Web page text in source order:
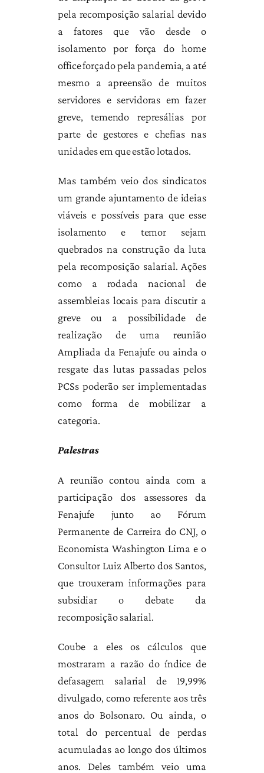
pela recomposição salarial devido
a fatores que vão desde o
isolamento por força do home
office forçado pela pandemia, a até
mesmo a apreensão de muitos
servidores e servidoras em fazer
greve, temendo represálias por
parte de gestores e chefias nas
unidades em que estão lotados.
Mas também veio dos sindicatos
um grande ajuntamento de ideias
viáveis e possíveis para que esse
isolamento e temor sejam
quebrados na construção da luta
pela recomposição salarial. Ações
como a rodada nacional de
assembleias locais para discutir a
greve ou a possibilidade de
realização de uma reunião
Ampliada da Fenajufe ou ainda o
resgate das lutas passadas pelos
PCSs poderão ser implementadas
como forma de mobilizar a
categoria.
Palestras
A reunião contou ainda com a
participação dos assessores da
Fenajufe junto ao Fórum
Permanente de Carreira do CNJ, o
Economista Washington Lima e o
Consultor Luiz Alberto dos Santos,
que trouxeram informações para
subsidiar o debate da
recomposição salarial.
Coube a eles os cálculos que
mostraram a razão do índice de
defasagem salarial de 19,99%
divulgado, como referente aos três
anos do Bolsonaro. Ou ainda, o
total do percentual de perdas
acumuladas ao longo dos últimos
anos. Deles também veio uma